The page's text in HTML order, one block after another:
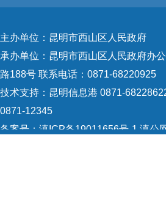
主办单位：昆明市西山区人民政府
承办单位：昆明市西山区人民政府办
路188号 联系电话：0871-68220925
技术支持： 昆明信息港 0871-
0871-12345
备案号： 滇ICP备19011656号-1 滇公